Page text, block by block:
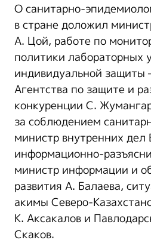
О санитарно-
в стране доложил
А. Цой, работе по
политики лабораторных
индивидуальной защиты
Агентства по защите и
конкуренции С.
за соблюдением
министр внутренних дел
информационно-
министр информации и
развития А. Балаева,
акимы Северо-
К. Аксакалов и
Скаков.